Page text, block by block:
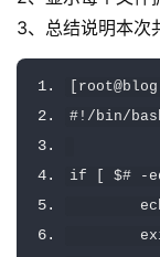
3、总结说明本次
root@blog
#!/bin/
if $# -